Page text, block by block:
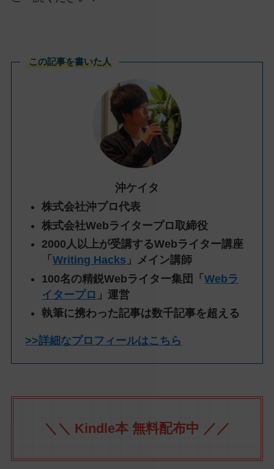
この記事を書いた人
沖ケイタ
株式会社沖プロ代表
株式会社Webライタープロ取締役
2000人以上が受講するWebライター講座
「Writing Hacks 」メイン講師
100名の精鋭Webライター集団「Webラ
イタープロ 」運営
執筆に携わった記事は数千記事を超える
>>詳細なプロフィールはこちら
＼＼ Kindle本 無料配布中 ／／